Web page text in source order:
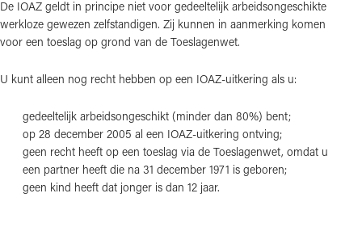
De IOAZ geldt in principe niet voor gedeeltelijk arbeidsongeschikte
werkloze gewezen zelfstandigen. Zij kunnen in aanmerking komen
voor een toeslag op grond van de Toeslagenwet.
U kunt alleen nog recht hebben op een IOAZ-uitkering als u:
gedeeltelijk arbeidsongeschikt (minder dan 80%) bent;
op 28 december 2005 al een IOAZ-uitkering ontving;
geen recht heeft op een toeslag via de Toeslagenwet, omdat u
een partner heeft die na 31 december 1971 is geboren;
geen kind heeft dat jonger is dan 12 jaar.